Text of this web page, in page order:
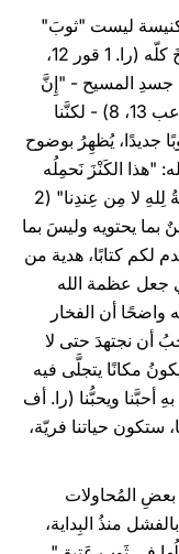
ليست "ثوبَ"
المسيح فقط. إنّها جسدُه الذي يُعانقُ التَّاريخَ كلّه (را. 1 قور 12،
جسدِ المسيح - "إِنَّ
يسوعَ المَسيحَ هو هو أَمْسِ واليَومَ ولِلأَبَد" (عب 13، 8) - لكنَّنا
جديدًا، يُظهِرُ بوضوح
"هذا الكَنْزَ نَحمِلُه
في آنِيَةٍ مِن خَزَف لِتَكونَ تِلكَ القُدرَةُ الفائِقَةُ لِلهِ لا مِن عِندِنا" (2
بما يحتويه وليسَ بما
لكم كتابًا، هدية من
جعل عظمة الله
واضحًا أن الفخار
أن نجتهدَ حتى لا
مكانًا يتجلَّى فيه
أحبَّنا ويحبُّنا (را. أف
ستكون حياتنا فريّة،
بعضِ المُحاولات
منذُ البِداية،